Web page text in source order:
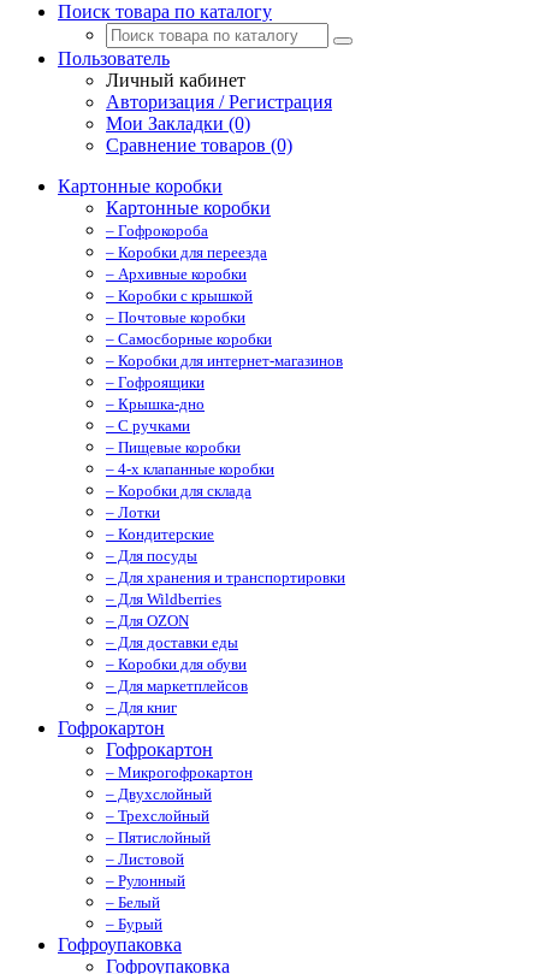
Поиск товара по каталогу
Пользователь
Личный кабинет
Авторизация / Регистрация
Мои Закладки (0)
Сравнение товаров (0)
Картонные коробки
Картонные коробки
– Гофрокороба
– Коробки для переезда
– Архивные коробки
– Коробки с крышкой
– Почтовые коробки
– Самосборные коробки
– Коробки для интернет-магазинов
– Гофроящики
– Крышка-дно
– С ручками
– Пищевые коробки
– 4-х клапанные коробки
– Коробки для склада
– Лотки
– Кондитерские
– Для посуды
– Для хранения и транспортировки
– Для Wildberries
– Для OZON
– Для доставки еды
– Коробки для обуви
– Для маркетплейсов
– Для книг
Гофрокартон
Гофрокартон
– Микрогофрокартон
– Двухслойный
– Трехслойный
– Пятислойный
– Листовой
– Рулонный
– Белый
– Бурый
Гофроупаковка
Гофроупаковка